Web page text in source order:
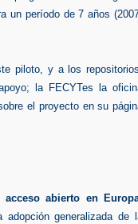
un período de 7 años
piloto, y a los
la FECYTes la
el proyecto en su
abierto en
adopción generalizada de